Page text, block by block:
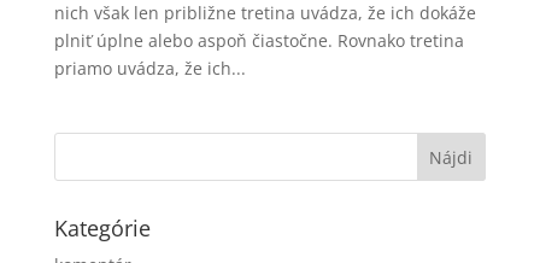
nich však len približne tretina uvádza, že ich dokáže
plniť úplne alebo aspoň čiastočne. Rovnako tretina
priamo uvádza, že ich...
Kategórie